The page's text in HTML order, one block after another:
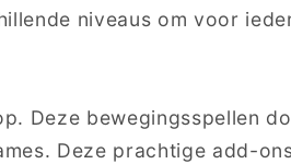
niveaus om voor
Deze bewegingsspellen
Deze prachtige add-